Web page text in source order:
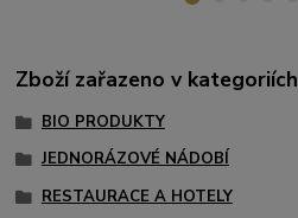
Zboží zařazeno v kategoriích
BIO PRODUKTY
JEDNORÁZOVÉ NÁDOBÍ
RESTAURACE A HOTELY